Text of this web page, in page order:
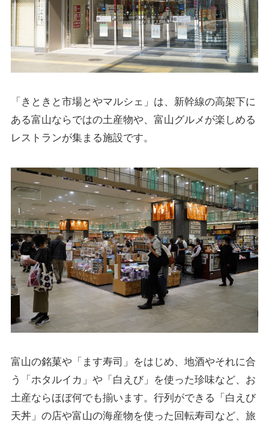
「きときと市場とやマルシェ」は、新幹線の高架下に
ある富山ならではの土産物や、富山グルメが楽しめる
レストランが集まる施設です。
富山の銘菓や「ます寿司」をはじめ、地酒やそれに合
う「ホタルイカ」や「白えび」を使った珍味など、お
土産ならほぼ何でも揃います。行列ができる「白えび
天丼」の店や富山の海産物を使った回転寿司など、旅